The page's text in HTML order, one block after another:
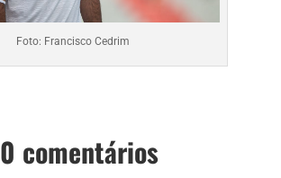
Foto: Francisco Cedrim
0 comentários